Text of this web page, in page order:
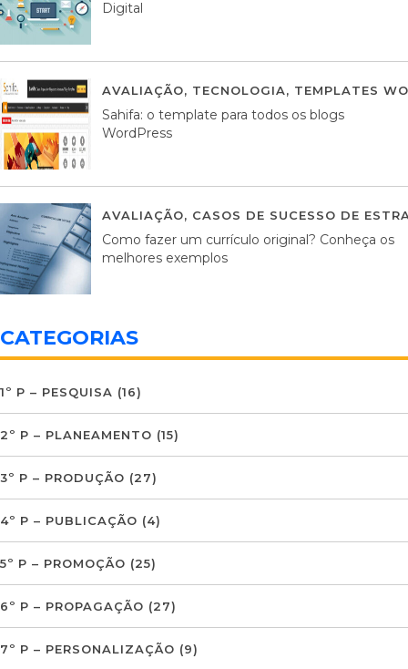
Digital
AVALIAÇÃO, TECNOLOGIA, TEMPLATES
Sahifa: o template para todos os blogs
WordPress
AVALIAÇÃO, CASOS DE SUCESSO DE
Como fazer um currículo original? Conheça os
melhores exemplos
CATEGORIAS
1º P – PESQUISA (16)
2º P – PLANEAMENTO (15)
3º P – PRODUÇÃO (27)
4º P – PUBLICAÇÃO (4)
5º P – PROMOÇÃO (25)
6º P – PROPAGAÇÃO (27)
7º P – PERSONALIZAÇÃO (9)